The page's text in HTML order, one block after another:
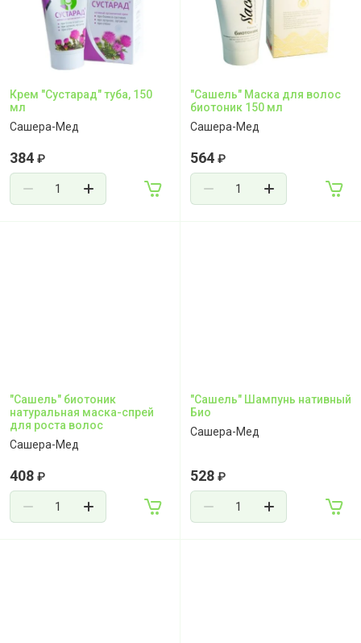
Крем "Сустарад" туба, 150
мл
Сашера-Мед
384 ₽
"Сашель" Маска для волос
биотоник 150 мл
Сашера-Мед
564 ₽
"Сашель" биотоник
натуральная маска-спрей
для роста волос
Сашера-Мед
408 ₽
"Сашель" Шампунь нативный
Био
Сашера-Мед
528 ₽